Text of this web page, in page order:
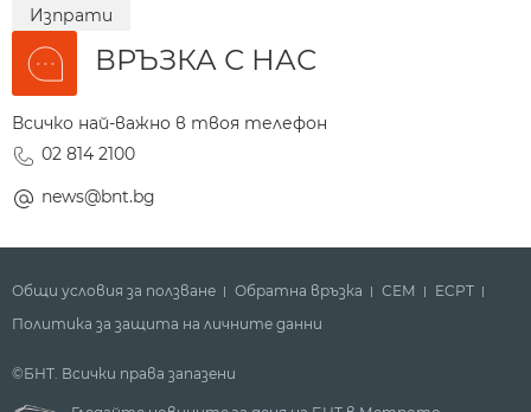
Изпрати
ВРЪЗКА С НАС
Всичко най-важно в твоя телефон
02 814 2100
news@bnt.bg
Общи условия за ползване Обратна връзка СЕМ
ECPT
Политика за защита на личните данни
©БНТ. Всички права запазени